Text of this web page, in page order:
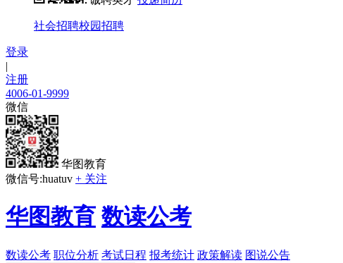
社会招聘校园招聘
登录
|
注册
4006-01-9999
微信
华图教育
微信号:huatuv + 关注
华图教育 数读公考
数读公考 职位分析 考试日程 报考统计 政策解读 图说公告